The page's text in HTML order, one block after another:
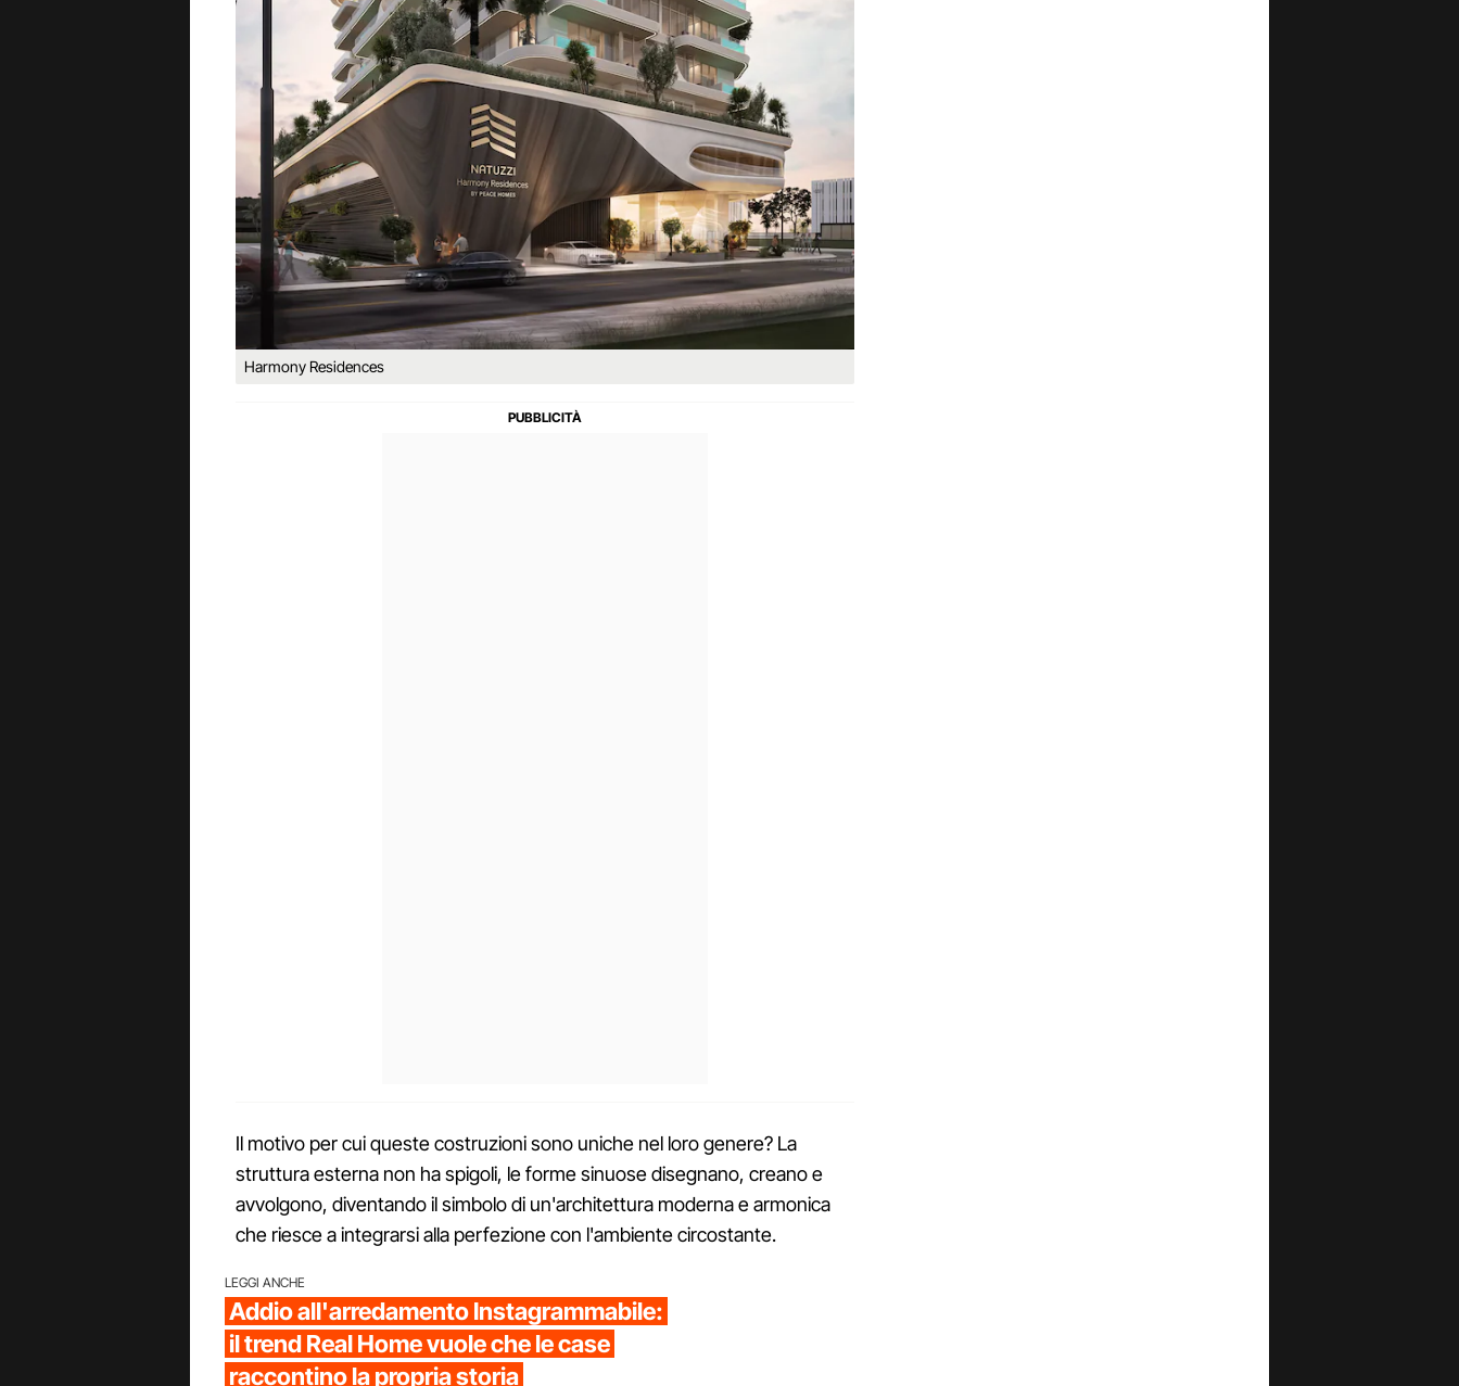
Harmony Residences
Il motivo per cui queste costruzioni sono uniche nel loro genere? La
struttura esterna non ha spigoli, le forme sinuose disegnano, creano e
avvolgono, diventando il simbolo di un'architettura moderna e armonica
che riesce a integrarsi alla perfezione con l'ambiente circostante.
LEGGI ANCHE
Addio all'arredamento Instagrammabile:
il trend Real Home vuole che le case
raccontino la propria storia